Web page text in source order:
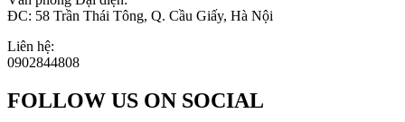
ĐC: 58 Trần Thái Tông, Q. Cầu Giấy, Hà Nội
Liên hệ:
0902844808
FOLLOW US ON SOCIAL